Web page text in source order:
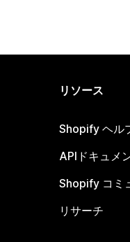
リソース
Shopify ヘル
APIドキュメ
Shopify コミ
リサーチ